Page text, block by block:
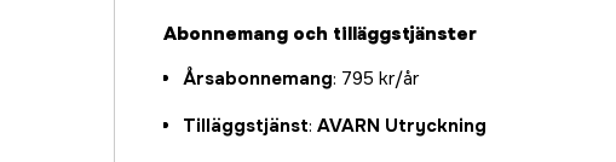
Abonnemang och tilläggstjänster
Årsabonnemang: 795 kr/år
Tilläggstjänst: AVARN Utryckning